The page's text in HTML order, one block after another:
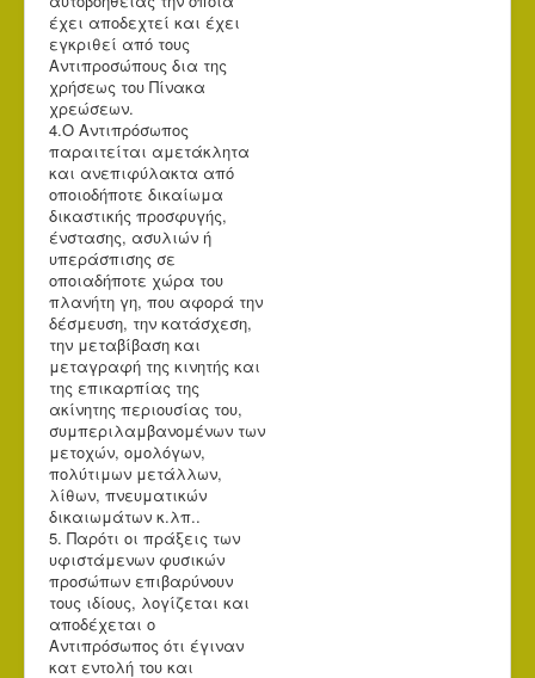
έχει αποδεχτεί και έχει
εγκριθεί από τους
Αντιπροσώπους δια της
χρήσεως του Πίνακα
χρεώσεων.
4.Ο Αντιπρόσωπος
παραιτείται αμετάκλητα
και ανεπιφύλακτα από
οποιοδήποτε δικαίωμα
δικαστικής προσφυγής,
ένστασης, ασυλιών ή
υπεράσπισης σε
οποιαδήποτε χώρα του
πλανήτη γη, που αφορά την
δέσμευση, την κατάσχεση,
την μεταβίβαση και
μεταγραφή της κινητής και
της επικαρπίας της
ακίνητης περιουσίας του,
συμπεριλαμβανομένων των
μετοχών, ομολόγων,
πολύτιμων μετάλλων,
λίθων, πνευματικών
δικαιωμάτων κ.λπ..
5. Παρότι οι πράξεις των
υφιστάμενων φυσικών
προσώπων επιβαρύνουν
τους ιδίους, λογίζεται και
αποδέχεται ο
Αντιπρόσωπος ότι έγιναν
κατ εντολή του και